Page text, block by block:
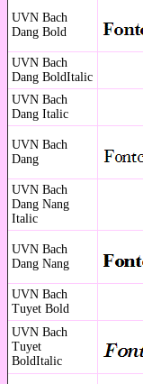
UVN Bach
Dang Bold
UVN Bach
Dang BoldItalic
UVN Bach
Dang Italic
UVN Bach
Dang
UVN Bach
Dang Nang
Italic
UVN Bach
Dang Nang
UVN Bach
Tuyet Bold
UVN Bach
Tuyet
BoldItalic